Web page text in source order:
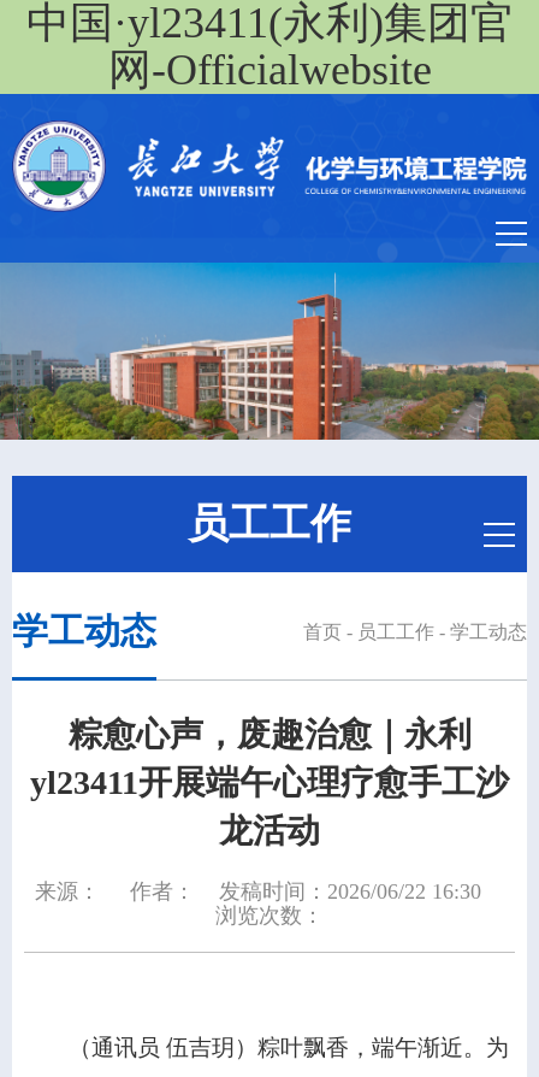
中国·yl23411(永利)集团官
网-Officialwebsite
员工工作
学工动态 首页 - 员工工作 - 学工动态
粽愈心声，废趣治愈｜​永利
yl23411开展端午心理疗愈手工沙
龙活动
来源： 作者：
发稿时间：2026/06/22 16:30
浏览次数：
（通讯员 伍吉玥）粽叶飘香，端午渐近。为